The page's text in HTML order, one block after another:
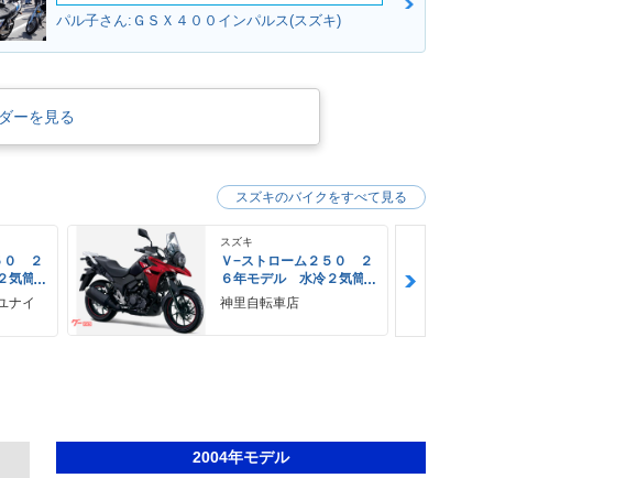
パル子さん:ＧＳＸ４００インパルス(スズキ)
ーを見る
０ ２
気筒
ッド
ナイ
スズキ
Ｖ−ストローム２５０ ２
６年モデル 水冷２気筒
エンジン ＬＥＤヘッド
ライト標準装備
神里自転車店
スズキのバイクをすべて見る
2004年モデル